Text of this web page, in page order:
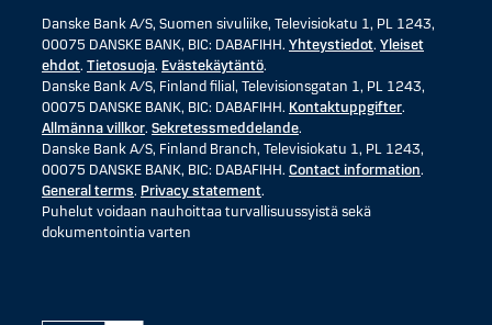
Danske Bank A/S, Suomen sivuliike, Televisiokatu 1, PL 1243,
00075 DANSKE BANK, BIC: DABAFIHH. Yhteystiedot. Yleiset
ehdot. Tietosuoja. Evästekäytäntö.
Danske Bank A/S, Finland filial, Televisionsgatan 1, PL 1243,
00075 DANSKE BANK, BIC: DABAFIHH. Kontaktuppgifter.
Allmänna villkor. Sekretessmeddelande.
Danske Bank A/S, Finland Branch, Televisiokatu 1, PL 1243,
00075 DANSKE BANK, BIC: DABAFIHH. Contact information.
General terms. Privacy statement.
Puhelut voidaan nauhoittaa turvallisuussyistä sekä
dokumentointia varten